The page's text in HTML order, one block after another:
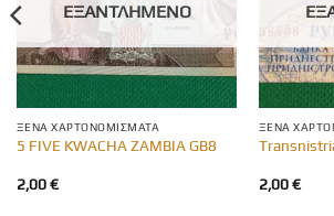
ΕΞΑΝΤΛΗΜΈΝΟ
ΞΈΝΑ ΧΑΡΤΟΝΟΜΊΣΜΑΤΑ
5 FIVE KWACHA ZAMBIA GB8
2,00€
ΞΈΝΑ
2,00€